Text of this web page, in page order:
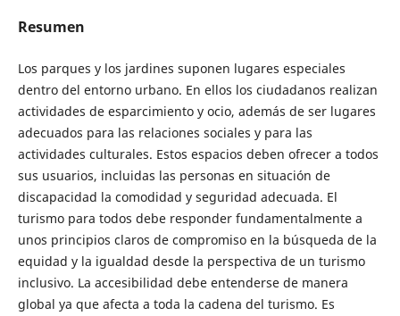
Resumen
Los parques y los jardines suponen lugares especiales
dentro del entorno urbano. En ellos los ciudadanos realizan
actividades de esparcimiento y ocio, además de ser lugares
adecuados para las relaciones sociales y para las
actividades culturales. Estos espacios deben ofrecer a todos
sus usuarios, incluidas las personas en situación de
discapacidad la comodidad y seguridad adecuada. El
turismo para todos debe responder fundamentalmente a
unos principios claros de compromiso en la búsqueda de la
equidad y la igualdad desde la perspectiva de un turismo
inclusivo. La accesibilidad debe entenderse de manera
global ya que afecta a toda la cadena del turismo. Es